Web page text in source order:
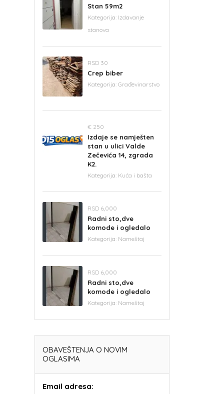
Stan 59m2
Kategorija: Izdavanje
stanova
RSD 30
Crep biber
Kategorija: Građevinarstvo
€ 250
Izdaje se namješten
stan u ulici Valde
Zečevića 14, zgrada
K2.
Kategorija: Kuća i bašta
RSD 6,000
Radni sto,dve
komode i ogledalo
Kategorija: Nameštaj
RSD 6,000
Radni sto,dve
komode i ogledalo
Kategorija: Nameštaj
OBAVEŠTENJA O NOVIM
OGLASIMA
Email adresa: